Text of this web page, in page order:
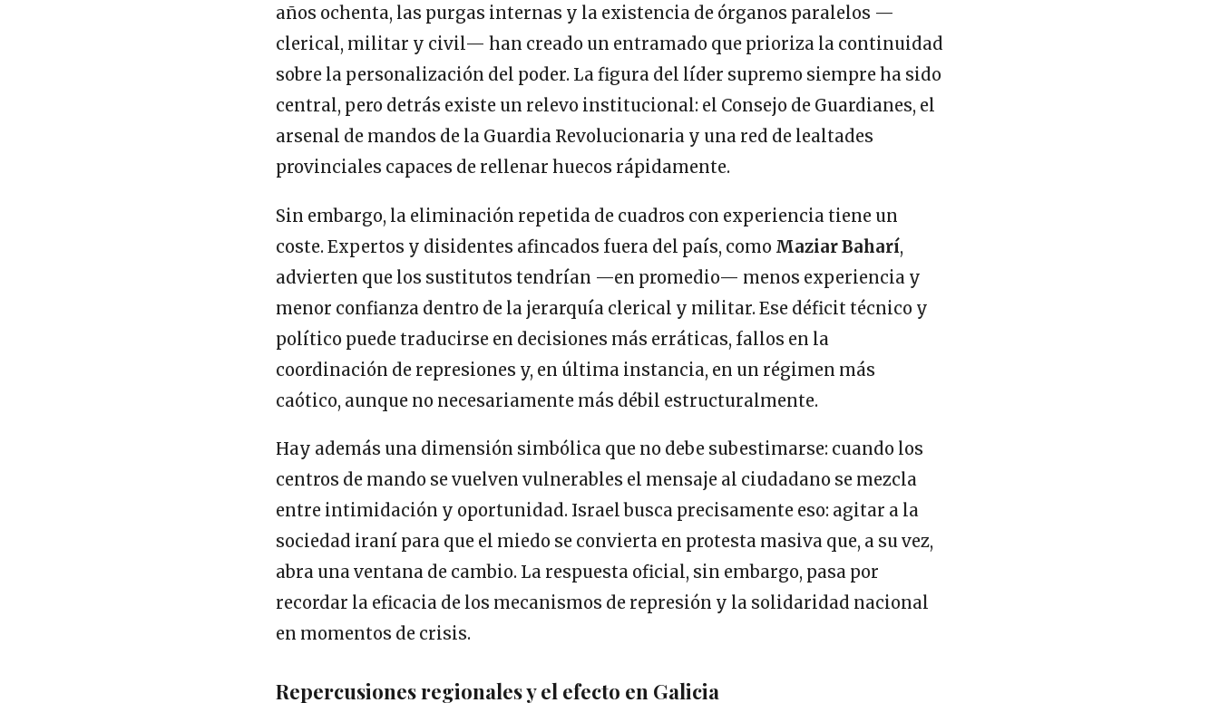
años ochenta, las purgas internas y la existencia de órganos paralelos —
clerical, militar y civil— han creado un entramado que prioriza la continuidad
sobre la personalización del poder. La figura del líder supremo siempre ha sido
central, pero detrás existe un relevo institucional: el Consejo de Guardianes, el
arsenal de mandos de la Guardia Revolucionaria y una red de lealtades
provinciales capaces de rellenar huecos rápidamente.
Sin embargo, la eliminación repetida de cuadros con experiencia tiene un
coste. Expertos y disidentes afincados fuera del país, como Maziar Baharí,
advierten que los sustitutos tendrían —en promedio— menos experiencia y
menor confianza dentro de la jerarquía clerical y militar. Ese déficit técnico y
político puede traducirse en decisiones más erráticas, fallos en la
coordinación de represiones y, en última instancia, en un régimen más
caótico, aunque no necesariamente más débil estructuralmente.
Hay además una dimensión simbólica que no debe subestimarse: cuando los
centros de mando se vuelven vulnerables el mensaje al ciudadano se mezcla
entre intimidación y oportunidad. Israel busca precisamente eso: agitar a la
sociedad iraní para que el miedo se convierta en protesta masiva que, a su vez,
abra una ventana de cambio. La respuesta oficial, sin embargo, pasa por
recordar la eficacia de los mecanismos de represión y la solidaridad nacional
en momentos de crisis.
Repercusiones regionales y el efecto en Galicia